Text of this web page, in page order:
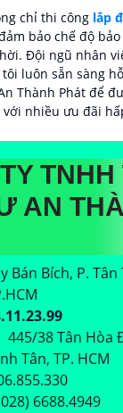
chỉ thi công lắp
bảo chế độ
Đội ngũ nhân
luôn sẵn sàng
Thành Phát để
nhiều ưu đãi
TNHH
AN
Bán Bích, P.
445/38 Tân Hòa
Tân, TP. HCM
6688.4949